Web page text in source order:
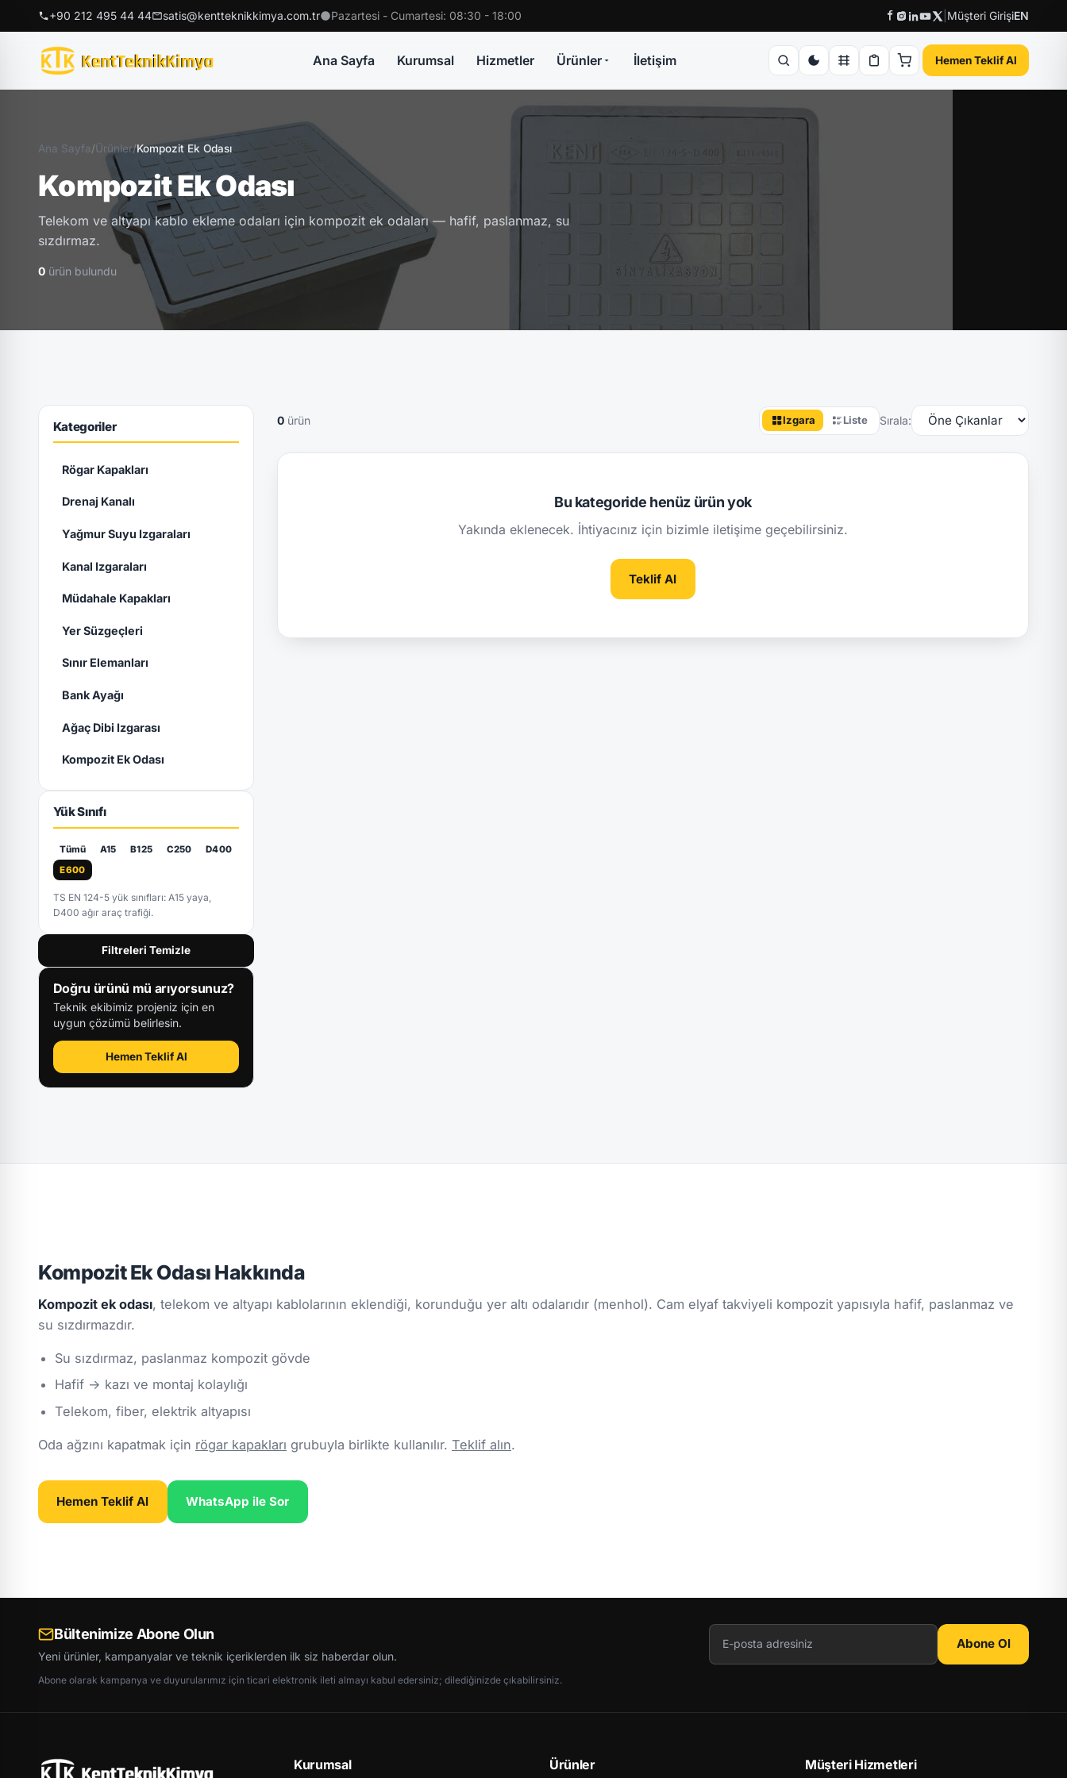
+90 212 495 44 44 satis@kentteknikkimya.com.tr Pazartesi - Cumartesi: 08:30 - 18:00 Müşteri GirişiEN
Ana Sayfa Kurumsal Hizmetler Ürünler İletişim Hemen Teklif Al
Ana Sayfa/Ürünler/Kompozit Ek Odası
Kompozit Ek Odası
Telekom ve altyapı kablo ekleme odaları için kompozit ek odaları — hafif, paslanmaz, su
sızdırmaz.
0 ürün bulundu
Kategoriler
Rögar Kapakları
Drenaj Kanalı
Yağmur Suyu Izgaraları
Kanal Izgaraları
Müdahale Kapakları
Yer Süzgeçleri
Sınır Elemanları
Bank Ayağı
Ağaç Dibi Izgarası
Kompozit Ek Odası
Yük Sınıfı
Tümü A15 B125 C250
D400
E600
TS EN 124-5 yük sınıfları: A15 yaya,
D400 ağır araç trafiği.
Filtreleri Temizle
Doğru ürünü mü arıyorsunuz?
Teknik ekibimiz projeniz için en
uygun çözümü belirlesin.
Hemen Teklif Al
0ürün Izgara Liste Sırala:
Bu kategoride henüz ürün yok
Yakında eklenecek. İhtiyacınız için bizimle iletişime geçebilirsiniz.
Teklif Al
Kompozit Ek Odası Hakkında
Kompozit ek odası, telekom ve altyapı kablolarının eklendiği, korunduğu yer altı odalarıdır (menhol). Cam elyaf takviyeli kompozit yapısıyla hafif, paslanmaz ve
su sızdırmazdır.
Su sızdırmaz, paslanmaz kompozit gövde
Hafif → kazı ve montaj kolaylığı
Telekom, fiber, elektrik altyapısı
Oda ağzını kapatmak için rögar kapakları grubuyla birlikte kullanılır. Teklif alın.
Hemen Teklif Al WhatsApp ile Sor
Bültenimize Abone Olun
Yeni ürünler, kampanyalar ve teknik içeriklerden ilk siz haberdar olun.
Abone Ol
Abone olarak kampanya ve duyurularımız için ticari elektronik ileti almayı kabul edersiniz; dilediğinizde çıkabilirsiniz.
Kurumsal Ürünler Müşteri Hizmetleri